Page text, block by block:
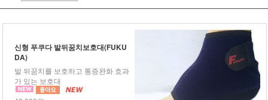
신형 푸쿠다 발뒤꿈치보호대(FUKU
DA)
발 뒤꿈치를 보호하고 통증완화 효과
가 있는 보호대